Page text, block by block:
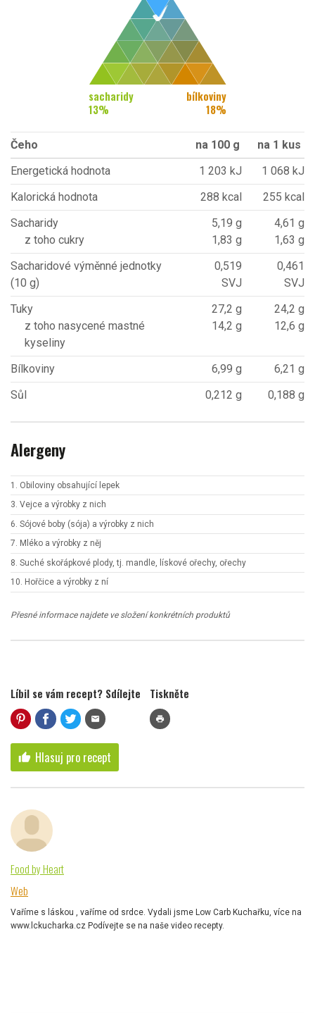
sacharidy
13%
bílkoviny
18%
Čeho na 100 g
na 1 kus
Energetická hodnota
1 203 kJ
1 068 kJ
Kalorická hodnota
288 kcal
255 kcal
Sacharidy
z toho cukry
5,19 g
1,83 g
4,61 g
1,63 g
Sacharidové výměnné jednotky
(10 g)
0,519
SVJ
0,461
SVJ
Tuky
z toho nasycené mastné
kyseliny
27,2 g
14,2 g
24,2 g
12,6 g
Bílkoviny 6,99 g
6,21 g
Sůl
0,212 g 0,188 g
Alergeny
1. Obiloviny obsahující lepek
3. Vejce a výrobky z nich
6. Sójové boby (sója) a výrobky z nich
7. Mléko a výrobky z něj
8. Suché skořápkové plody, tj. mandle, lískové ořechy, ořechy
10. Hořčice a výrobky z ní
Přesné informace najdete ve složení konkrétních produktů
Líbil se vám recept? Sdílejte
mail
Tiskněte
print
thumb_up Hlasuj pro recept
Food by Heart
Web
Vaříme s láskou , vaříme od srdce. Vydali jsme Low Carb Kuchařku, více na
www.lckucharka.cz Podívejte se na naše video recepty.